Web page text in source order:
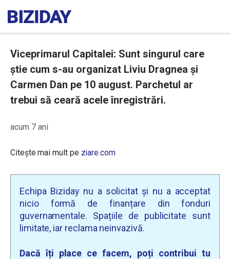
Viceprimarul Capitalei: Sunt singurul care
știe cum s-au organizat Liviu Dragnea și
Carmen Dan pe 10 august. Parchetul ar
trebui să ceară acele înregistrări.
acum 7 ani
Citește mai mult pe ziare.com
Echipa Biziday nu a solicitat și nu a acceptat
nicio formă de finanțare din fonduri
guvernamentale. Spațiile de publicitate sunt
limitate, iar reclama neinvazivă.
Dacă îți place ce facem, poți contribui tu